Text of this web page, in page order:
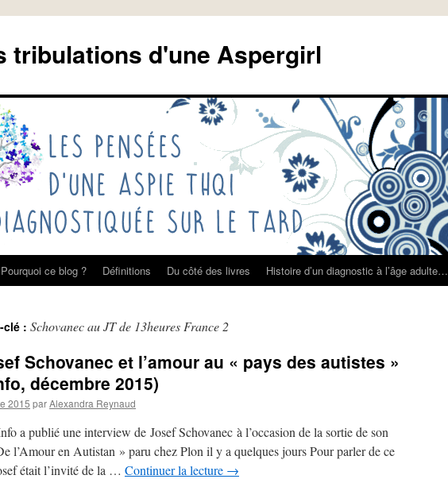
tribulations d'une Aspergirl
Pourquoi ce blog ? Définitions Du côté des livres Histoire d’un diagnostic à l’âge adulte…
clé : Schovanec au JT de 13heures France 2
Schovanec et l’amour au « pays des autistes »
décembre 2015)
2015 parAlexandra Reynaud
a publié une interview de Josef Schovanec à l’occasion de la sortie de son
l’Amour en Autistan » paru chez Plon il y a quelques jours Pour parler de ce
était l’invité de la … Continuer la lecture →